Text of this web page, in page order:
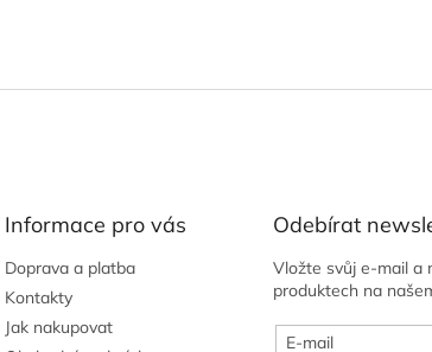
Informace pro vás
Doprava a platba
Kontakty
Jak nakupovat
Odebírat
Vložte svůj e-mail a
produktech na
E-mail